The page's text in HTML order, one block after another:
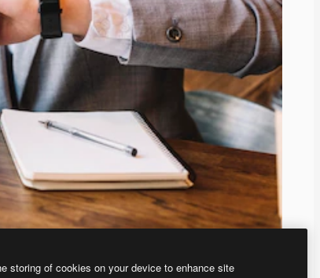
storing of cookies on your device to enhance site